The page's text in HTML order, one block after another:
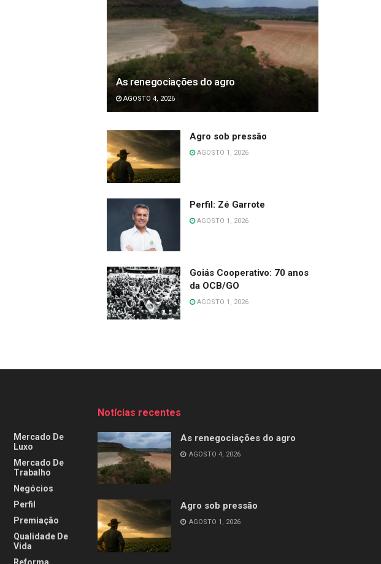
As renegociações do agro
AGOSTO 4, 2026
Agro sob pressão
AGOSTO 1, 2026
Perfil: Zé Garrote
AGOSTO 1, 2026
Goiás Cooperativo: 70 anos
da OCB/GO
AGOSTO 1, 2026
Mercado De
Luxo
Mercado De
Trabalho
Negócios
Perfil
Premiação
Qualidade De
Vida
Reforma
Notícias recentes
As renegociações do agro
AGOSTO 4, 2026
Agro sob pressão
AGOSTO 1, 2026